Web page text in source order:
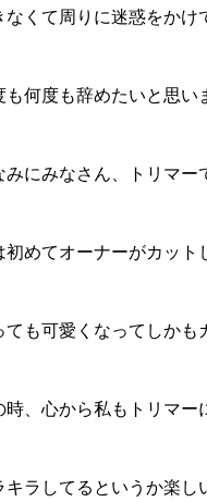
なくて周りに迷惑をかけ
も何度も辞めたいと思い
みにみなさん、トリマー
初めてオーナーがカット
ても可愛くなってしか
時、心から私もトリマー
キラしてるというか楽し